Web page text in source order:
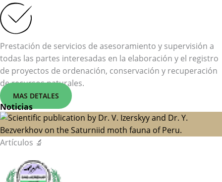
Prestación de servicios de asesoramiento y supervisión a
todas las partes interesadas en la elaboración y el registro
de proyectos de ordenación, conservación y recuperación
de recursos naturales.
MAS DETALES
Noticias
Artículos 🔬